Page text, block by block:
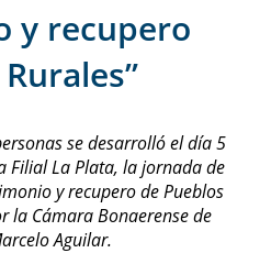
y recupero
se desarrolló el día 5
Filial La Plata, la jornada de
y recupero de Pueblos
la Cámara Bonaerense de
Aguilar.